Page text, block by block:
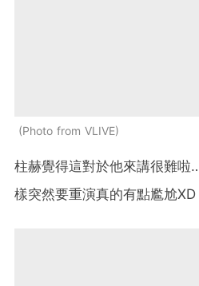
Photo from VLIVE
柱赫覺得這對於他來講很難啦
樣突然要重演真的有點尷尬XD